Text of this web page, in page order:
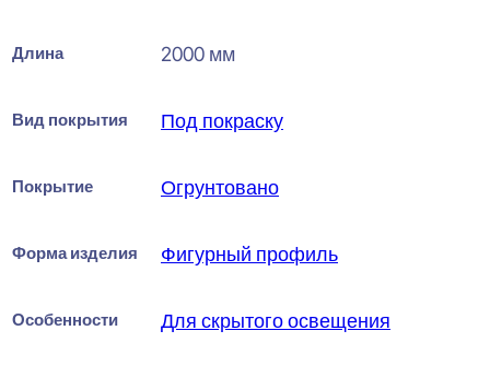
Длина 2000 мм
Вид покрытия Под покраску
Покрытие Огрунтовано
Форма изделия Фигурный профиль
Особенности Для скрытого освещения